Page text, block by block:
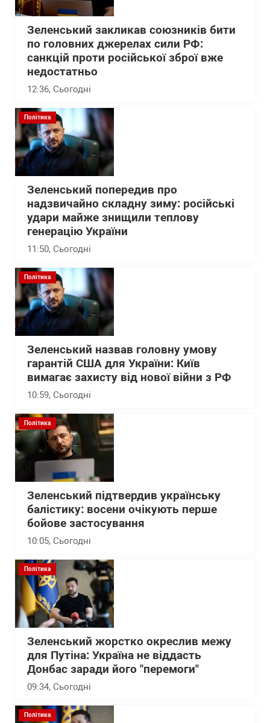
Зеленський закликав союзників бити
по головних джерелах сили РФ:
санкцій проти російської зброї вже
недостатньо
12:36, Сьогодні
Політика
Зеленський попередив про
надзвичайно складну зиму: російські
удари майже знищили теплову
генерацію України
11:50, Сьогодні
Політика
Зеленський назвав головну умову
гарантій США для України: Київ
вимагає захисту від нової війни з РФ
10:59, Сьогодні
Політика
Зеленський підтвердив українську
балістику: восени очікують перше
бойове застосування
10:05, Сьогодні
Політика
Зеленський жорстко окреслив межу
для Путіна: Україна не віддасть
Донбас заради його "перемоги"
09:34, Сьогодні
Політика